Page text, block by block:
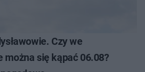
Czy we
można się kąpać 06.08?